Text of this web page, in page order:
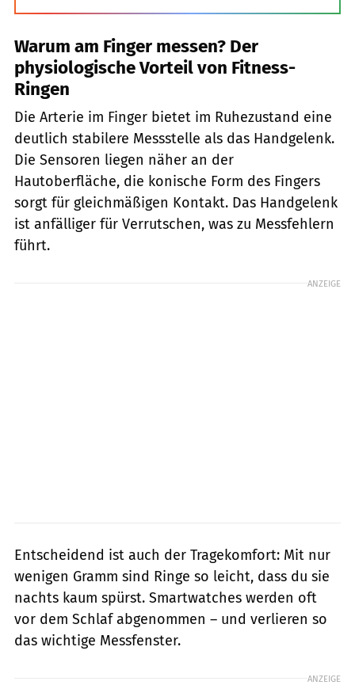
Warum am Finger messen? Der
physiologische Vorteil von Fitness-
Ringen
Die Arterie im Finger bietet im Ruhezustand eine
deutlich stabilere Messstelle als das Handgelenk.
Die Sensoren liegen näher an der
Hautoberfläche, die konische Form des Fingers
sorgt für gleichmäßigen Kontakt. Das Handgelenk
ist anfälliger für Verrutschen, was zu Messfehlern
führt.
ANZEIGE
Entscheidend ist auch der Tragekomfort: Mit nur
wenigen Gramm sind Ringe so leicht, dass du sie
nachts kaum spürst. Smartwatches werden oft
vor dem Schlaf abgenommen – und verlieren so
das wichtige Messfenster.
ANZEIGE